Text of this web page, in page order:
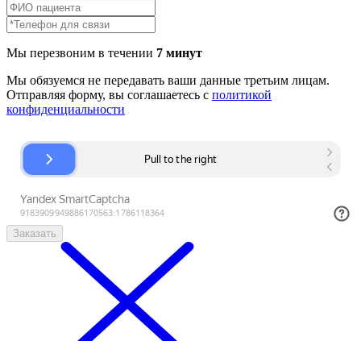
Мы перезвоним в течении 7 минут
Мы обязуемся не передавать ваши данные третьим лицам.
Отправляя форму, вы соглашаетесь с политикой
конфиденциальности
Заказать